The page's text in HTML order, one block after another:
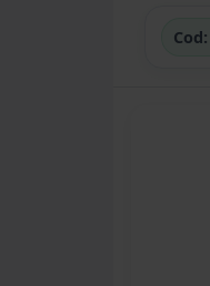
Cod: